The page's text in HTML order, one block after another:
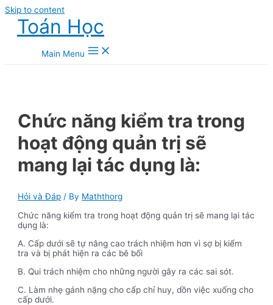
Skip to content
Toán Học
Main Menu
Chức năng kiểm tra trong
hoạt động quản trị sẽ
mang lại tác dụng là:
Hỏi và Đáp / By Maththorg
Chức năng kiểm tra trong hoạt động quản trị sẽ mang lại tác
dụng là:
A. Cấp dưới sẽ tự nâng cao trách nhiệm hơn vì sợ bị kiểm
tra và bị phát hiện ra các bê bối
B. Qui trách nhiệm cho những người gây ra các sai sót.
C. Làm nhẹ gánh nặng cho cấp chỉ huy, dồn việc xuống cho
cấp dưới.